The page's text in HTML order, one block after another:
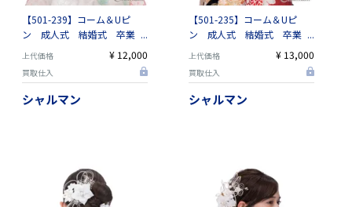
【501-239】コーム＆Uピ
ン 成人式 結婚式 卒業
上代価格 ¥ 12,000
買取仕入
シャルマン
【501-235】コーム＆Uピ
ン 成人式 結婚式 卒業
式 浴衣 街歩き 七五三
上代価格 ¥ 13,000
買取仕入
シャルマン